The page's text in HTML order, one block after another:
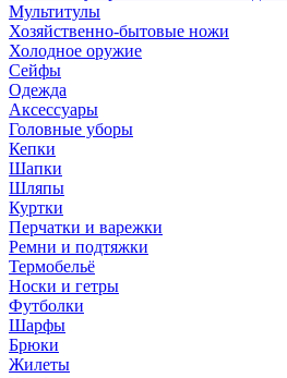
Мультитулы
Хозяйственно-бытовые ножи
Холодное оружие
Сейфы
Одежда
Аксессуары
Головные уборы
Кепки
Шапки
Шляпы
Куртки
Перчатки и варежки
Ремни и подтяжки
Термобельё
Носки и гетры
Футболки
Шарфы
Брюки
Жилеты